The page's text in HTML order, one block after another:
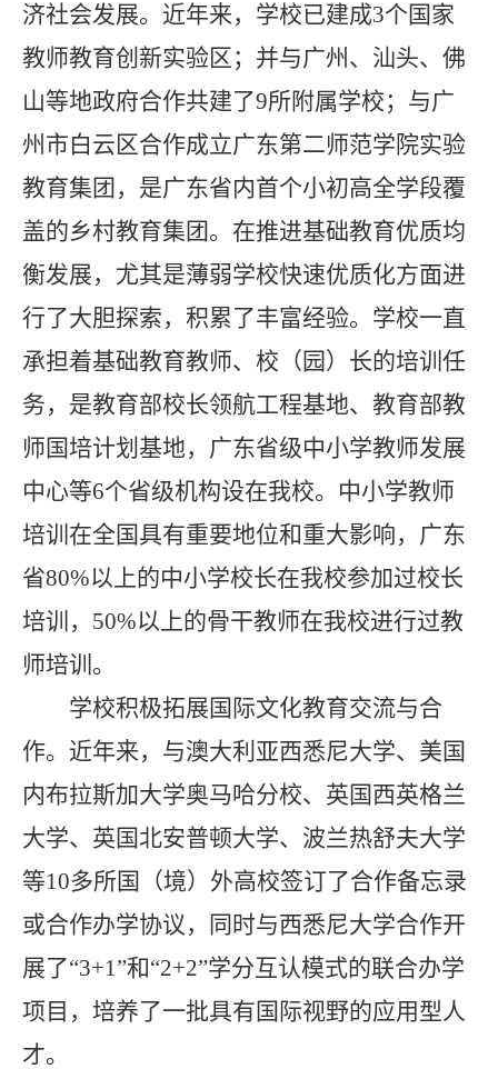
济社会发展。近年来，学校已建成3个国家
教师教育创新实验区；并与广州、汕头、佛
山等地政府合作共建了9所附属学校；与广
州市白云区合作成立广东第二师范学院实验
教育集团，是广东省内首个小初高全学段覆
盖的乡村教育集团。在推进基础教育优质均
衡发展，尤其是薄弱学校快速优质化方面进
行了大胆探索，积累了丰富经验。学校一直
承担着基础教育教师、校（园）长的培训任
务，是教育部校长领航工程基地、教育部教
师国培计划基地，广东省级中小学教师发展
中心等6个省级机构设在我校。中小学教师
培训在全国具有重要地位和重大影响，广东
省80%以上的中小学校长在我校参加过校长
培训， 50%以上的骨干教师在我校进行过教
师培训。
学校积极拓展国际文化教育交流与合
作。近年来，与澳大利亚西悉尼大学、美国
内布拉斯加大学奥马哈分校、英国西英格兰
大学、英国北安普顿大学、波兰热舒夫大学
等10多所国（境）外高校签订了合作备忘录
或合作办学协议，同时与西悉尼大学合作开
展了“3+1”和“2+2”学分互认模式的联合办学
项目，培养了一批具有国际视野的应用型人
才。